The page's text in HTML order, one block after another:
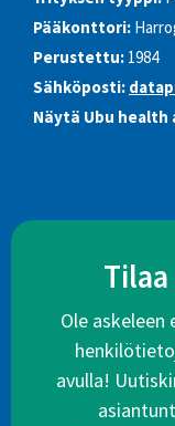
Pääkonttori:
Perustettu: 1984
Sähköposti:
Näytä Ubu health
Ole askeleen
avulla!